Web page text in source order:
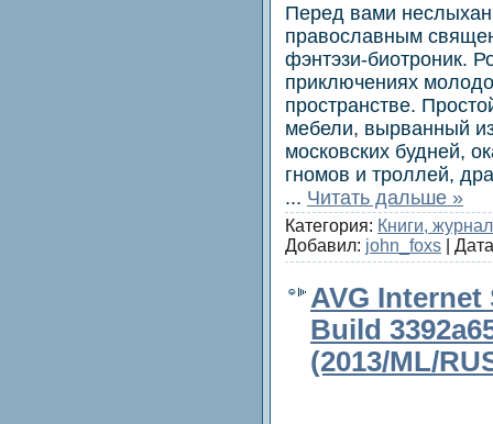
Перед вами
православным
фэнтэзи-биотроник.
приключениях
пространстве.
мебели, вырванный
московских будней,
гномов и троллей,
... Читать дальше »
Категория: Книги,
Добавил: john_foxs |
AVG Internet
Build
(2013/ML/